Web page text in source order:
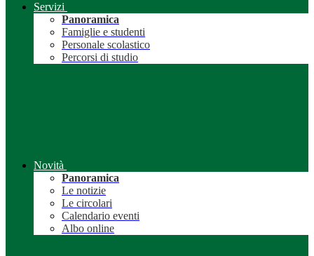
Servizi
Panoramica
Famiglie e studenti
Personale scolastico
Percorsi di studio
Novità
Panoramica
Le notizie
Le circolari
Calendario eventi
Albo online